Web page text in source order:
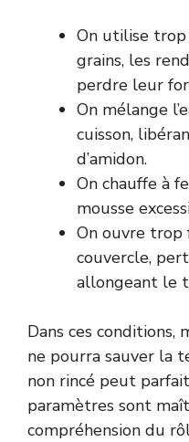
On utilise trop
grains, les
perdre leur
On mélange
cuisson,
d’amidon.
On chauffe à
mousse
On ouvre
couvercle,
allongeant le
Dans ces conditions,
ne pourra sauver la
non rincé peut
paramètres sont
compréhension du